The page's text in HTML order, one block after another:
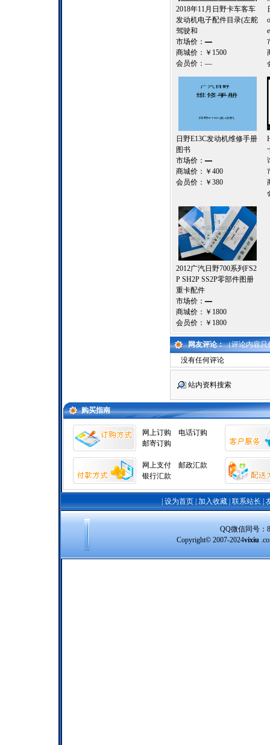
2018年11月日野卡车客车
发动机电子配件目录(左舵
驾驶和
市场价： —
商城价： ￥1500
会员价： —
日野E13C发动机维修手册
图书
市场价： —
商城价： ￥400
会员价： ￥380
2012广汽日野700系列FS2
P SH2P SS2P零部件图册
重卡配件
市场价： —
商城价： ￥1800
会员价： ￥1800
网友评论：（评论内容只
没有任何评论
站内资料搜索
购买指南
网上订购
电话订购
邮寄订购
网上支付
邮政汇款
银行汇款
设为首页| 加入收藏| 联系站长
QQ微信同号：
Copyright© 2007-2024vixiu